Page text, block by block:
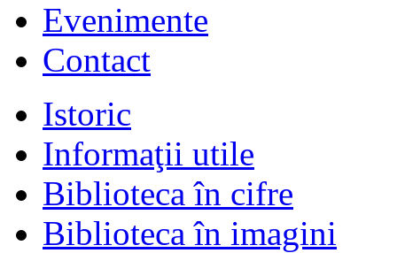
Evenimente
Contact
Istoric
Informaţii utile
Biblioteca în cifre
Biblioteca în imagini